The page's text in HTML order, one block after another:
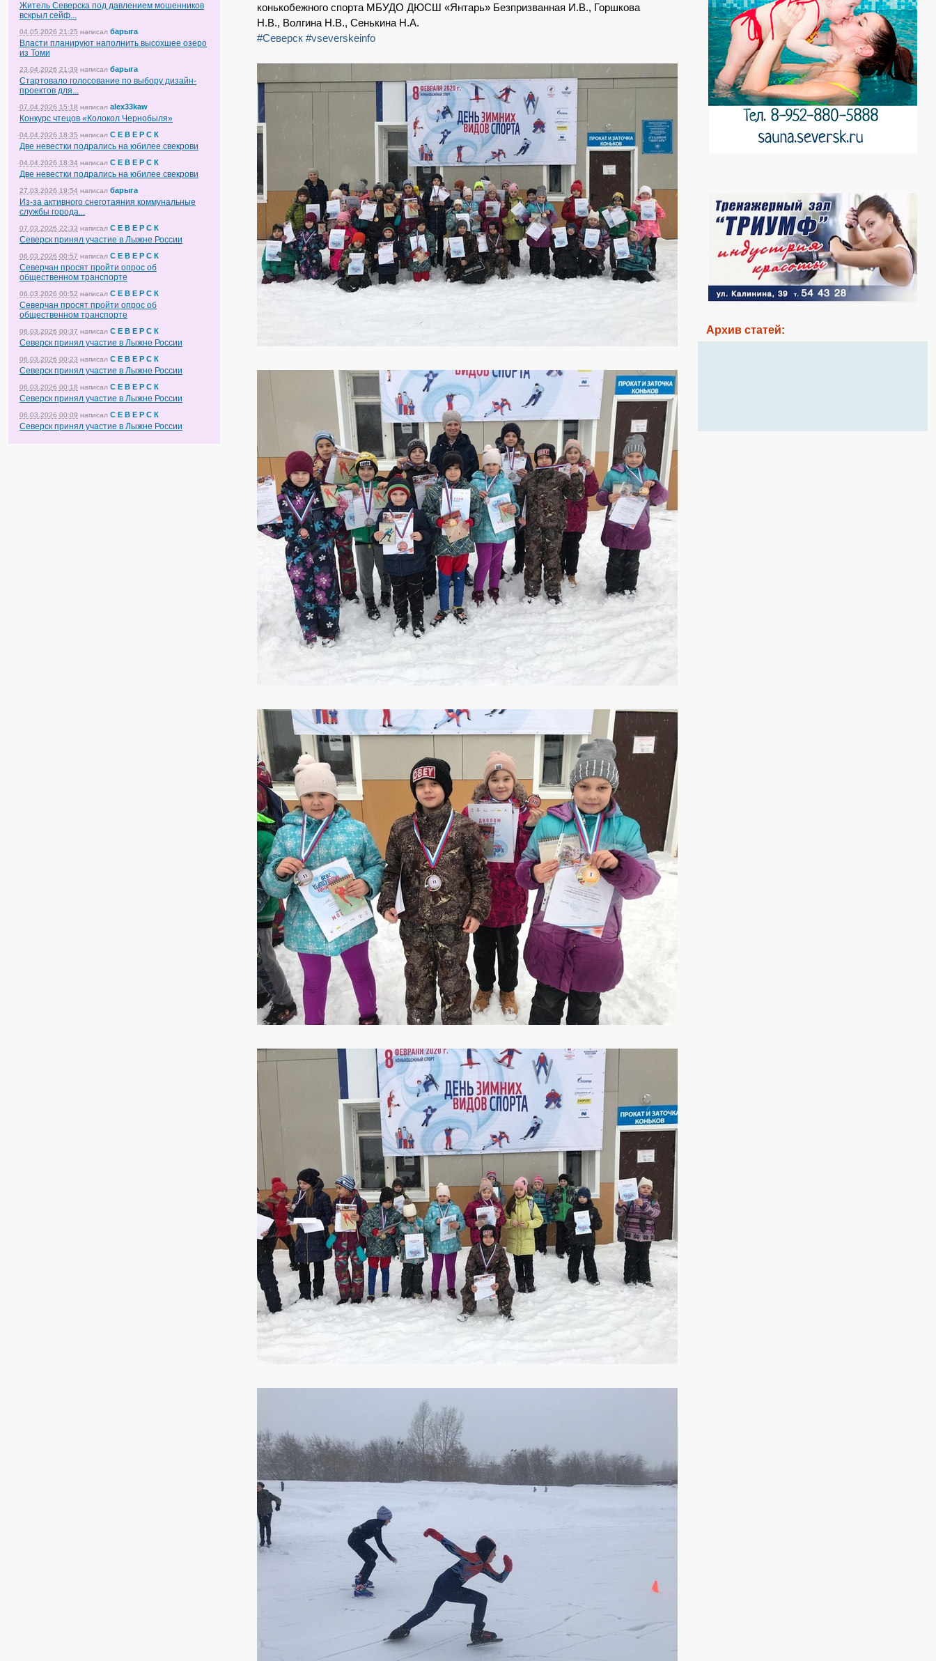
Житель Северска под давлением мошенников
вскрыл сейф...
04.05.2026 21:25 написал барыга
Власти планируют наполнить высохшее озеро
из Томи
23.04.2026 21:39 написал барыга
Стартовало голосование по выбору дизайн-
проектов для...
07.04.2026 15:18 написал alex33kaw
Конкурс чтецов «Колокол Чернобыля»
04.04.2026 18:35 написал С Е В Е Р С К
Две невестки подрались на юбилее свекрови
04.04.2026 18:34 написал С Е В Е Р С К
Две невестки подрались на юбилее свекрови
27.03.2026 19:54 написал барыга
Из-за активного снеготаяния коммунальные
службы города...
07.03.2026 22:33 написал С Е В Е Р С К
Северск принял участие в Лыжне России
06.03.2026 00:57 написал С Е В Е Р С К
Северчан просят пройти опрос об
общественном транспорте
06.03.2026 00:52 написал С Е В Е Р С К
Северчан просят пройти опрос об
общественном транспорте
06.03.2026 00:37 написал С Е В Е Р С К
Северск принял участие в Лыжне России
06.03.2026 00:23 написал С Е В Е Р С К
Северск принял участие в Лыжне России
06.03.2026 00:18 написал С Е В Е Р С К
Северск принял участие в Лыжне России
06.03.2026 00:09 написал С Е В Е Р С К
Северск принял участие в Лыжне России
конькобежного спорта МБУДО ДЮСШ «Янтарь» Безпризванная И.В., Горшкова
Н.В., Волгина Н.В., Сенькина Н.А.
#Северск #vseverskeinfo
Архив статей: